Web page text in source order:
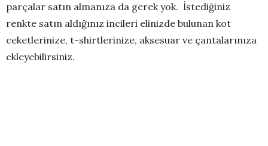
parçalar satın almanıza da gerek yok. İstediğiniz
renkte satın aldığınız incileri elinizde bulunan kot
ceketlerinize, t-shirtlerinize, aksesuar ve çantalarınıza
ekleyebilirsiniz.